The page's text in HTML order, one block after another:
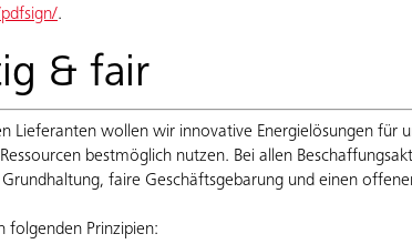
.
& fair
Lieferanten wollen wir innovative Energielösungen für
bestmöglich nutzen. Bei allen
faire Geschäftsgebarung und einen
folgenden Prinzipien: